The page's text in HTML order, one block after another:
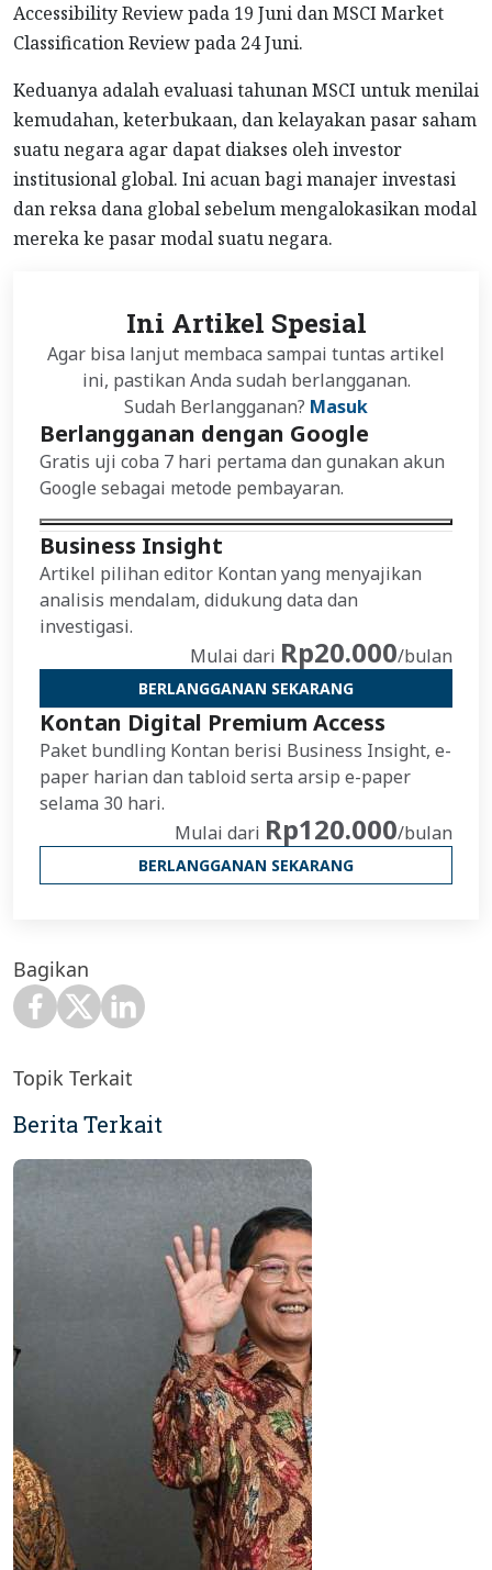
Accessibility Review pada 19 Juni dan MSCI Market
Classification Review pada 24 Juni.
Keduanya adalah evaluasi tahunan MSCI untuk menilai
kemudahan, keterbukaan, dan kelayakan pasar saham
suatu negara agar dapat diakses oleh investor
institusional global. Ini acuan bagi manajer investasi
dan reksa dana global sebelum mengalokasikan modal
mereka ke pasar modal suatu negara.
Ini Artikel Spesial
Agar bisa lanjut membaca sampai tuntas artikel
ini, pastikan Anda sudah berlangganan.
Sudah Berlangganan? Masuk
Berlangganan dengan Google
Gratis uji coba 7 hari pertama dan gunakan akun
Google sebagai metode pembayaran.
Business Insight
Artikel pilihan editor Kontan yang menyajikan
analisis mendalam, didukung data dan
investigasi.
Mulai dari Rp20.000/bulan
BERLANGGANAN SEKARANG
Kontan Digital Premium Access
Paket bundling Kontan berisi Business Insight, e-
paper harian dan tabloid serta arsip e-paper
selama 30 hari.
Mulai dari Rp120.000/bulan
BERLANGGANAN SEKARANG
Bagikan
Topik Terkait
Berita Terkait